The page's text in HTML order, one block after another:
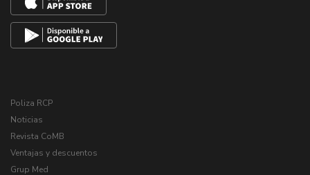
Poliza RCP
Noticias
Revista CoMB
Ventajas y descuentos
Grup Med